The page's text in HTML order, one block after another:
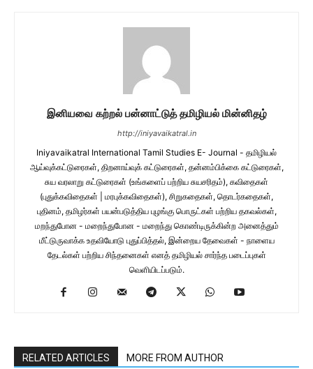
இனியவை கற்றல் பன்னாட்டுத் தமிழியல் மின்னிதழ்
http://iniyavaikatral.in
Iniyavaikatral International Tamil Studies E- Journal - தமிழியல்
ஆய்வுக்கட்டுரைகள், திறனாய்வுக் கட்டுரைகள், தன்னம்பிக்கை கட்டுரைகள்,
சுய வரலாறு கட்டுரைகள் (உங்களைப் பற்றிய சுயசரிதம்), கவிதைகள்
(புதுக்கவிதைகள் | மரபுக்கவிதைகள்), சிறுகதைகள், தொடர்கதைகள்,
புதினம், தமிழர்கள் பயன்படுத்திய புழங்கு பொருட்கள் பற்றிய தகவல்கள்,
மறந்துபோன - மறைந்துபோன - மறைந்து கொண்டிருக்கின்ற அனைத்தும்
மீட்டுருவாக்க உதவியோடு புதுப்பித்தல், இன்றைய தேவைகள் - நாளைய
தேடல்கள் பற்றிய சிந்தனைகள் எனத் தமிழியல் சார்ந்த படைப்புகள்
வெளியிடப்படும்.
RELATED ARTICLES MORE FROM AUTHOR